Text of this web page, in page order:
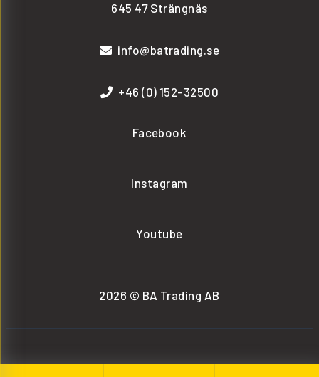
645 47 Strängnäs
info@batrading.se
+46 (0) 152-32500
Facebook
Instagram
Youtube
2026 © BA Trading AB